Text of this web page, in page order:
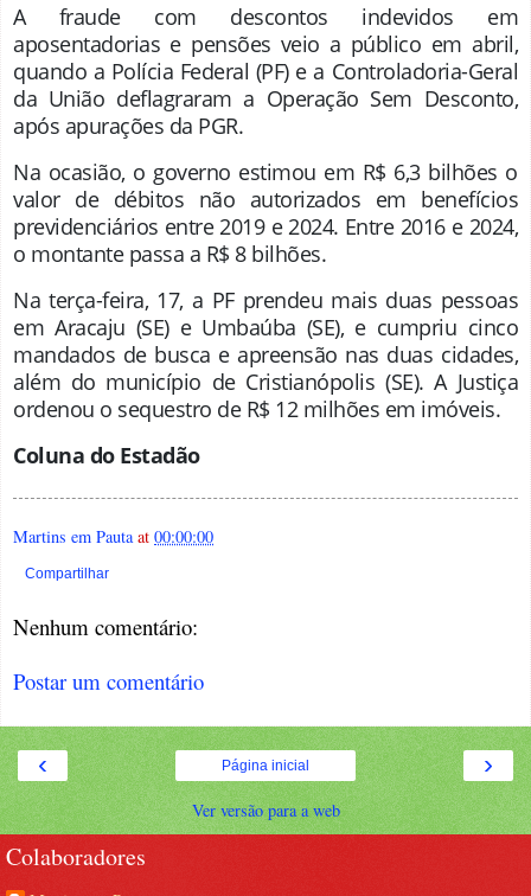
A fraude com descontos indevidos em
aposentadorias e pensões veio a público em abril,
quando a Polícia Federal (PF) e a Controladoria-Geral
da União deflagraram a Operação Sem Desconto,
após apurações da PGR.
Na ocasião, o governo estimou em R$ 6,3 bilhões o
valor de débitos não autorizados em benefícios
previdenciários entre 2019 e 2024. Entre 2016 e 2024,
o montante passa a R$ 8 bilhões.
Na terça-feira, 17, a PF prendeu mais duas pessoas
em Aracaju (SE) e Umbaúba (SE), e cumpriu cinco
mandados de busca e apreensão nas duas cidades,
além do município de Cristianópolis (SE). A Justiça
ordenou o sequestro de R$ 12 milhões em imóveis.
Coluna do Estadão
Martins em Pauta at 00:00:00
Compartilhar
Nenhum comentário:
Postar um comentário
‹ ›
Página inicial
Ver versão para a web
Colaboradores